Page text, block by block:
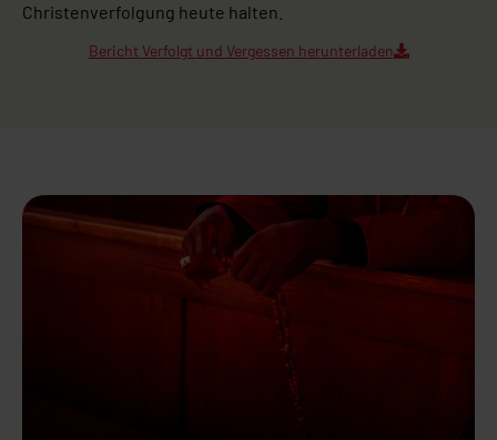
Christenverfolgung heute halten.
Bericht Verfolgt und Vergessen herunterladen